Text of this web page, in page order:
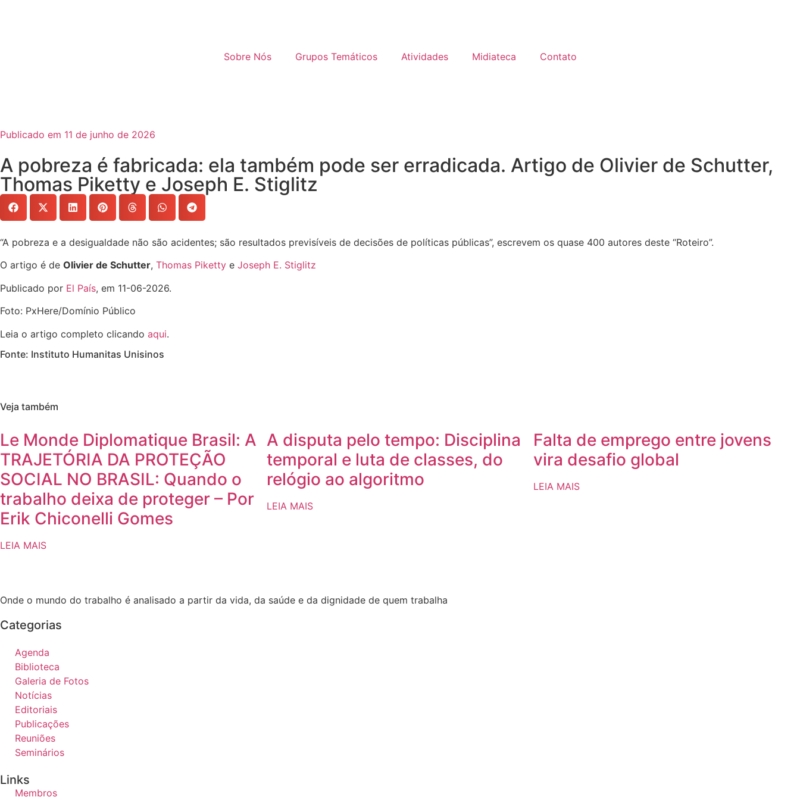
Sobre Nós Grupos Temáticos Atividades Midiateca Contato
Publicado em 11 de junho de 2026
A pobreza é fabricada: ela também pode ser erradicada. Artigo de Olivier de Schutter,
Thomas Piketty e Joseph E. Stiglitz
“A pobreza e a desigualdade não são acidentes; são resultados previsíveis de decisões de políticas públicas”, escrevem os quase 400 autores deste “Roteiro”.
O artigo é de Olivier de Schutter, Thomas Piketty e Joseph E. Stiglitz
Publicado por El País, em 11-06-2026.
Foto: PxHere/Domínio Público
Leia o artigo completo clicando aqui.
Fonte: Instituto Humanitas Unisinos
Veja também
Le Monde Diplomatique Brasil: A
TRAJETÓRIA DA PROTEÇÃO
SOCIAL NO BRASIL: Quando o
trabalho deixa de proteger – Por
Erik Chiconelli Gomes
LEIA MAIS
A disputa pelo tempo: Disciplina
temporal e luta de classes, do
relógio ao algoritmo
LEIA MAIS
Falta de emprego entre jovens
vira desafio global
LEIA MAIS
Onde o mundo do trabalho é analisado a partir da vida, da saúde e da dignidade de quem trabalha
Categorias
Agenda
Biblioteca
Galeria de Fotos
Notícias
Editoriais
Publicações
Reuniões
Seminários
Links
Membros